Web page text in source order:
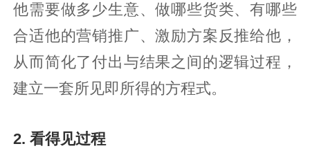
他需要做多少生意、做哪些货类、有哪些
合适他的营销推广、激励方案反推给他，
从而简化了付出与结果之间的逻辑过程，
建立一套所见即所得的方程式。
2. 看得见过程‍